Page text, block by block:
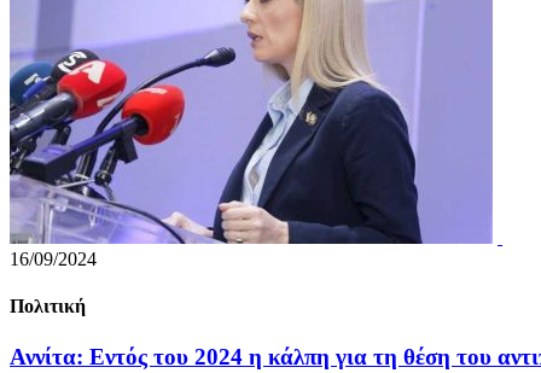
16/09/2024
Πολιτική
Αννίτα: Εντός του 2024 η κάλπη για τη θέση του